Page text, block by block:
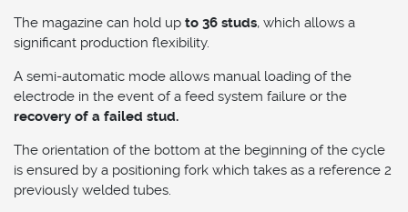
The magazine can hold up to 36 studs, which allows a
significant production flexibility.
A semi-automatic mode allows manual loading of the
electrode in the event of a feed system failure or the
recovery of a failed stud.
The orientation of the bottom at the beginning of the cycle
is ensured by a positioning fork which takes as a reference 2
previously welded tubes.